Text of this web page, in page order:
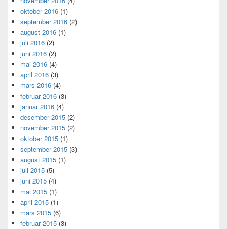
oktober 2016 (1)
september 2016 (2)
august 2016 (1)
juli 2016 (2)
juni 2016 (2)
mai 2016 (4)
april 2016 (3)
mars 2016 (4)
februar 2016 (3)
januar 2016 (4)
desember 2015 (2)
november 2015 (2)
oktober 2015 (1)
september 2015 (3)
august 2015 (1)
juli 2015 (5)
juni 2015 (4)
mai 2015 (1)
april 2015 (1)
mars 2015 (6)
februar 2015 (3)